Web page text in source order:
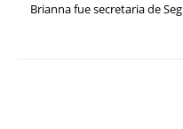
Brianna fue secretaria de